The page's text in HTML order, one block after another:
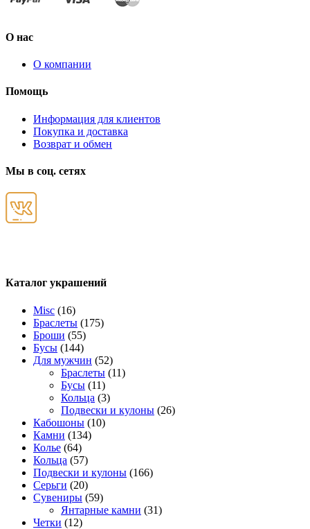
О нас
О компании
Помощь
Информация для клиентов
Покупка и доставка
Возврат и обмен
Мы в соц. сетях
Каталог украшений
Misc (16)
Браслеты (175)
Броши (55)
Бусы (144)
Для мужчин (52)
Браслеты (11)
Бусы (11)
Кольца (3)
Подвески и кулоны (26)
Кабошоны (10)
Камни (134)
Колье (64)
Кольца (57)
Подвески и кулоны (166)
Серьги (20)
Сувениры (59)
Янтарные камни (31)
Четки (12)